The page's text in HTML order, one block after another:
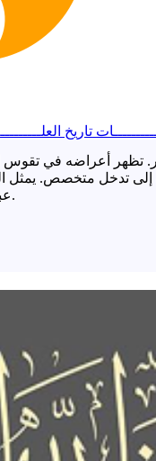
تاريخ
أعراضه في تقوس
إلى تدخل متخصص. يمثل
عبر التغذية والتعرض للشمس والتحصين الصحي.